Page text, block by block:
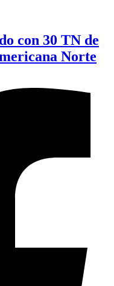
con 30 TN de
Norte